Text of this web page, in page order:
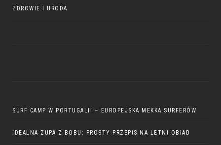
ZDROWIE I URODA
SURF CAMP W PORTUGALII – EUROPEJSKA MEKKA SURFERÓW
IDEALNA ZUPA Z BOBU: PROSTY PRZEPIS NA LETNI OBIAD